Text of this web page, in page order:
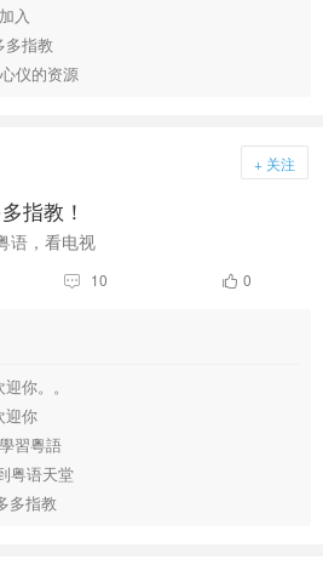
入
多指教
仪的资源
+ 关注
指教！
语，看电视
 10  0
你。。
迎你
習粵語
粤语天堂
多指教